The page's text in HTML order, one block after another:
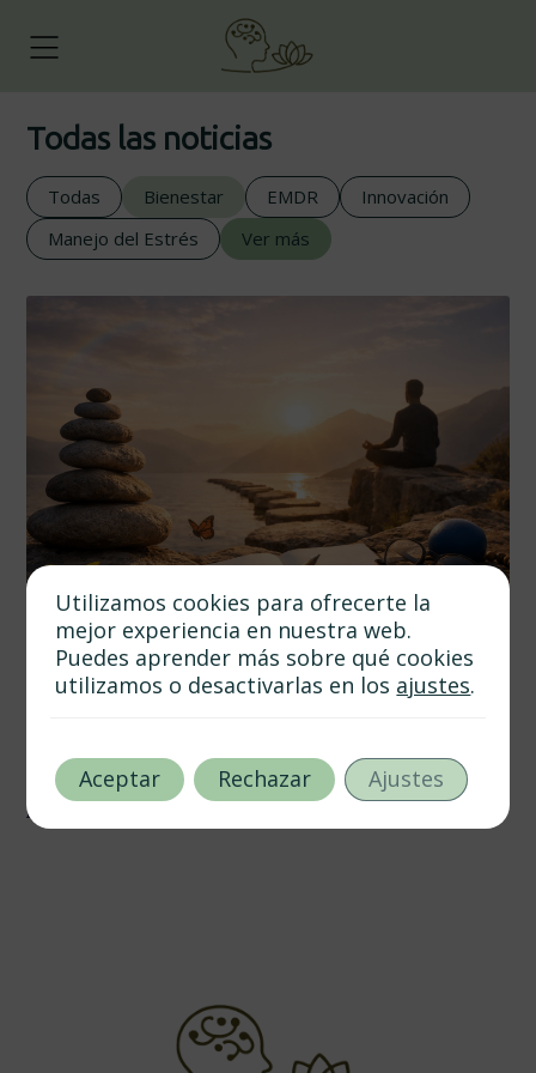
Todas las noticias
Todas Bienestar EMDR
Innovación
Manejo del Estrés
Ver más
la Vida Contemporánea
7 min de lectura
Utilizamos cookies para ofrecerte la
mejor experiencia en nuestra web.
Puedes aprender más sobre qué cookies
utilizamos o desactivarlas en los ajustes.
Aceptar Rechazar Ajustes